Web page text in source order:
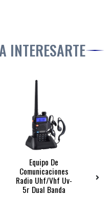
INTERESARTE
Equipo De
Comunicaciones
Radio Uhf/vhf Uv-
5r Dual Banda